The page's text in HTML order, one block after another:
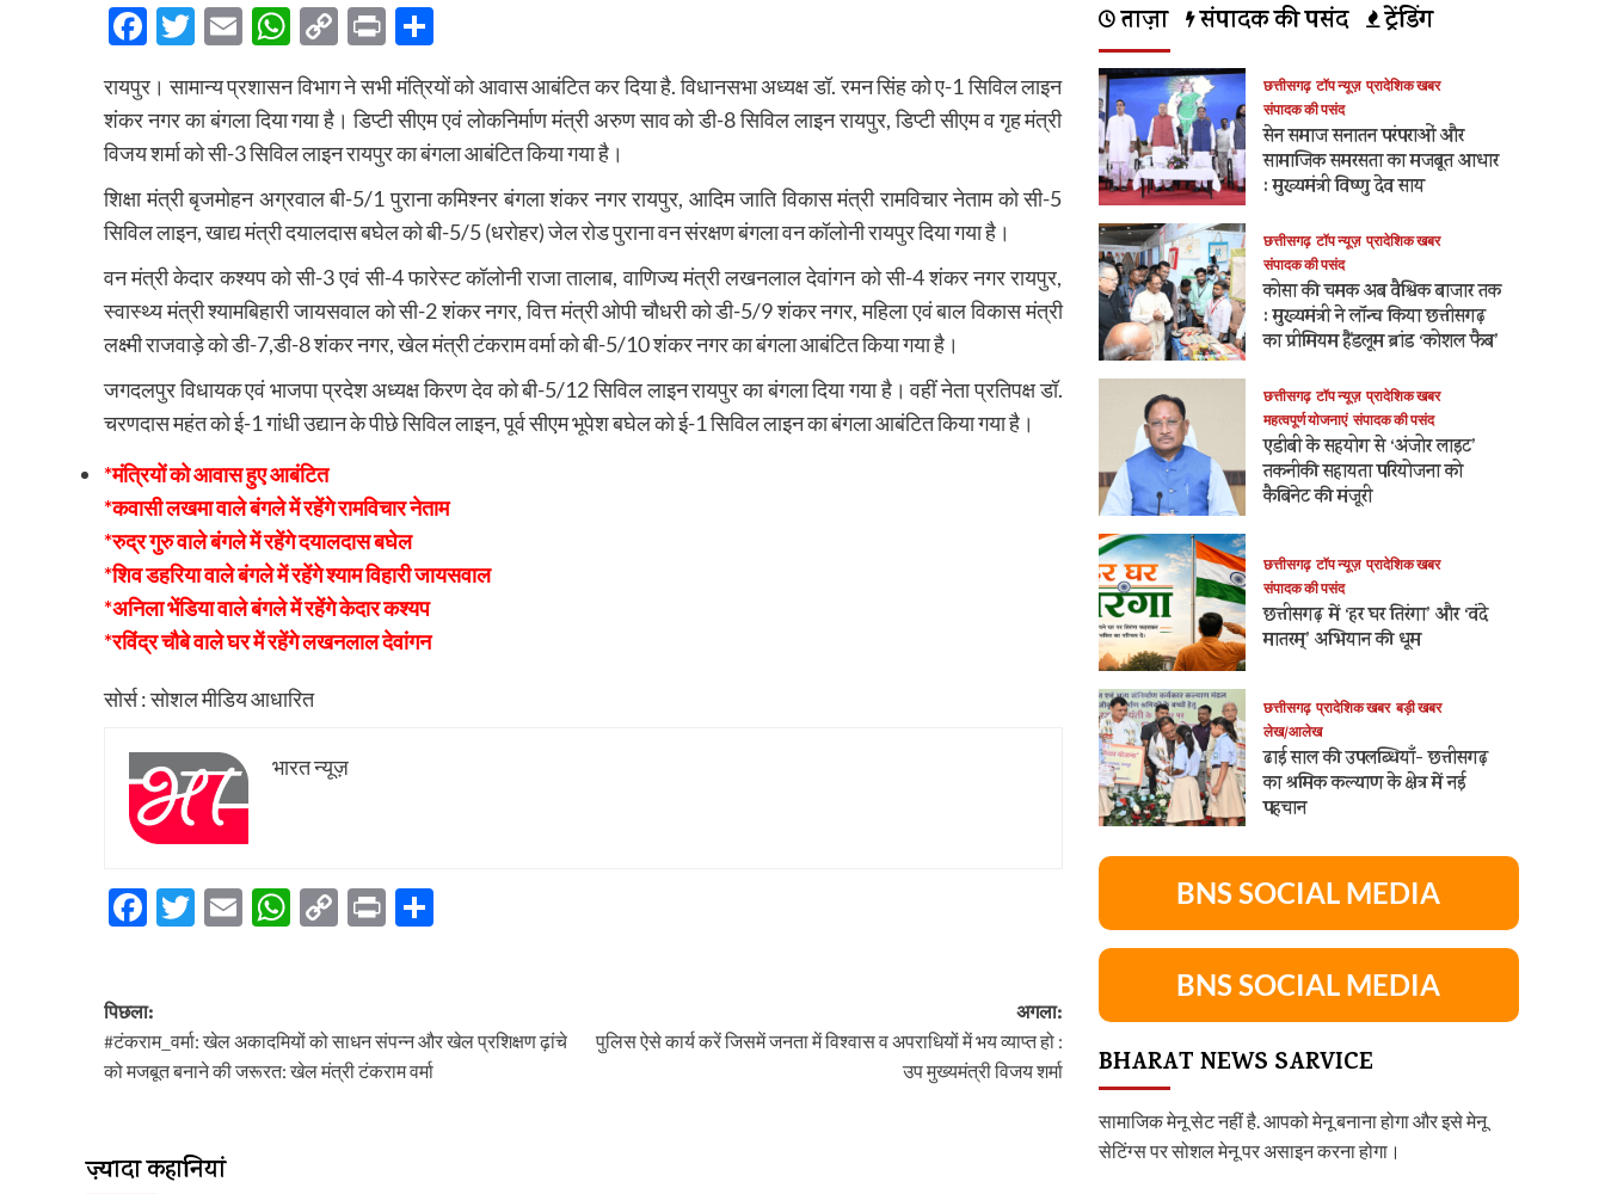
Facebook
Twitter
EmailWhatsApp
Copy
Link
Print
रायपुर। सामान्य प्रशासन विभाग ने सभी मंत्रियों को आवास आबंटित कर दिया है. विधानसभा अध्यक्ष डॉ. रमन सिंह को ए-1 सिविल लाइन
शंकर नगर का बंगला दिया गया है। डिप्टी सीएम एवं लोकनिर्माण मंत्री अरुण साव को डी-8 सिविल लाइन रायपुर, डिप्टी सीएम व गृह मंत्री
विजय शर्मा को सी-3 सिविल लाइन रायपुर का बंगला आबंटित किया गया है।
शिक्षा मंत्री बृजमोहन अग्रवाल बी-5/1 पुराना कमिश्नर बंगला शंकर नगर रायपुर, आदिम जाति विकास मंत्री रामविचार नेताम को सी-5
सिविल लाइन, खाद्य मंत्री दयालदास बघेल को बी-5/5 (धरोहर) जेल रोड पुराना वन संरक्षण बंगला वन कॉलोनी रायपुर दिया गया है।
वन मंत्री केदार कश्यप को सी-3 एवं सी-4 फारेस्ट कॉलोनी राजा तालाब, वाणिज्य मंत्री लखनलाल देवांगन को सी-4 शंकर नगर रायपुर,
स्वास्थ्य मंत्री श्यामबिहारी जायसवाल को सी-2 शंकर नगर, वित्त मंत्री ओपी चौधरी को डी-5/9 शंकर नगर, महिला एवं बाल विकास मंत्री
लक्ष्मी राजवाड़े को डी-7,डी-8 शंकर नगर, खेल मंत्री टंकराम वर्मा को बी-5/10 शंकर नगर का बंगला आबंटित किया गया है।
जगदलपुर विधायक एवं भाजपा प्रदेश अध्यक्ष किरण देव को बी-5/12 सिविल लाइन रायपुर का बंगला दिया गया है। वहीं नेता प्रतिपक्ष डॉ.
चरणदास महंत को ई-1 गांधी उद्यान के पीछे सिविल लाइन, पूर्व सीएम भूपेश बघेल को ई-1 सिविल लाइन का बंगला आबंटित किया गया है।
*मंत्रियों को आवास हुए आबंटित
*कवासी लखमा वाले बंगले में रहेंगे रामविचार नेताम
*रुद्र गुरु वाले बंगले में रहेंगे दयालदास बघेल
*शिव डहरिया वाले बंगले में रहेंगे श्याम विहारी जायसवाल
*अनिला भेंडिया वाले बंगले में रहेंगे केदार कश्यप
*रविंद्र चौबे वाले घर में रहेंगे लखनलाल देवांगन
सोर्स : सोशल मीडिय आधारित
भारत न्यूज़
Facebook
Twitter
EmailWhatsApp
Copy
Print
पोस्ट
नेविगेशन
पिछला:
#टंकराम_वर्मा: खेल अकादमियों को साधन संपन्न और खेल प्रशिक्षण ढ़ांचे
को मजबूत बनाने की जरूरत: खेल मंत्री टंकराम वर्मा
अगला:
पुलिस ऐसे कार्य करें जिसमें जनता में विश्वास व अपराधियों में भय व्याप्त हो :
उप मुख्यमंत्री विजय शर्मा
ज़्यादा कहानियां
ताज़ा संपादक की पसंद ट्रेंडिंग
छत्तीसगढ़ टॉप न्यूज़ प्रादेशिक खबर
संपादक की पसंद
सेन समाज सनातन परंपराओं और
सामाजिक समरसता का मजबूत आधार
: मुख्यमंत्री विष्णु देव साय
छत्तीसगढ़ टॉप न्यूज़ प्रादेशिक खबर
संपादक की पसंद
कोसा की चमक अब वैश्विक बाजार तक
: मुख्यमंत्री ने लॉन्च किया छत्तीसगढ़
का प्रीमियम हैंडलूम ब्रांड ‘कोशल फैब’
छत्तीसगढ़ टॉप न्यूज़ प्रादेशिक खबर
महत्वपूर्ण योजनाएं संपादक की पसंद
एडीबी के सहयोग से ‘अंजोर लाइट’
तकनीकी सहायता परियोजना को
कैबिनेट की मंजूरी
छत्तीसगढ़ टॉप न्यूज़ प्रादेशिक खबर
संपादक की पसंद
छत्तीसगढ़ में ‘हर घर तिरंगा’ और ‘वंदे
मातरम्’ अभियान की धूम
छत्तीसगढ़ प्रादेशिक खबर बड़ी खबर
लेख/आलेख
ढाई साल की उपलब्धियाँ- छत्तीसगढ़
का श्रमिक कल्याण के क्षेत्र में नई
पहचान
BNS SOCIAL MEDIA
BNS SOCIAL MEDIA
BHARAT NEWS SARVICE
सामाजिक मेनू सेट नहीं है. आपको मेनू बनाना होगा और इसे मेनू
सेटिंग्स पर सोशल मेनू पर असाइन करना होगा।